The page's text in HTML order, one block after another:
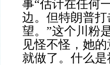
事“估计在任何
边。但特朗普
望。”这个川粉
见怪不怪，她
就做了。什么是